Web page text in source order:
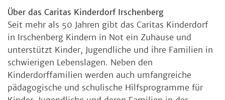
Über das Caritas Kinderdorf Irschenberg
Seit mehr als 50 Jahren gibt das Caritas Kinderdorf
in Irschenberg Kindern in Not ein Zuhause und
unterstützt Kinder, Jugendliche und ihre Familien in
schwierigen Lebenslagen. Neben den
Kinderdorffamilien werden auch umfangreiche
pädagogische und schulische Hilfsprogramme für